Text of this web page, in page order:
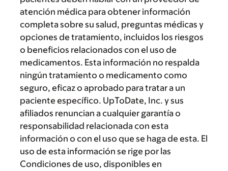
atención médica para obtener información
completa sobre su salud, preguntas médicas y
opciones de tratamiento, incluidos los riesgos
o beneficios relacionados con el uso de
medicamentos. Esta información no respalda
ningún tratamiento o medicamento como
seguro, eficaz o aprobado para tratar a un
paciente específico. UpToDate, Inc. y sus
afiliados renuncian a cualquier garantía o
responsabilidad relacionada con esta
información o con el uso que se haga de esta. El
uso de esta información se rige por las
Condiciones de uso, disponibles en